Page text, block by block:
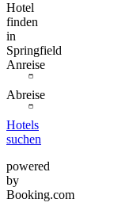
Hotel
finden
in
Springfield
Anreise
Abreise
Hotels
suchen
powered
by
Booking.com